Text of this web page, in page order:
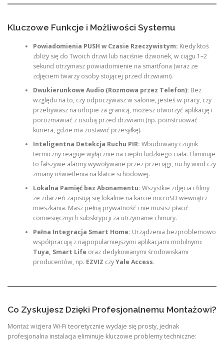
Kluczowe Funkcje i Możliwości Systemu
Powiadomienia PUSH w Czasie Rzeczywistym: Kiedy ktoś
zbliży się do Twoich drzwi lub naciśnie dzwonek, w ciągu 1–2
sekund otrzymasz powiadomienie na smartfona (wraz ze
zdjęciem twarzy osoby stojącej przed drzwiami).
Dwukierunkowe Audio (Rozmowa przez Telefon): Bez
względu na to, czy odpoczywasz w salonie, jesteś w pracy, czy
przebywasz na urlopie za granicą, możesz otworzyć aplikację i
porozmawiać z osobą przed drzwiami (np. poinstruować
kuriera, gdzie ma zostawić przesyłkę).
Inteligentna Detekcja Ruchu PIR: Wbudowany czujnik
termiczny reaguje wyłącznie na ciepło ludzkiego ciała. Eliminuje
to fałszywe alarmy wywoływane przez przeciągi, ruchy wind czy
zmiany oświetlenia na klatce schodowej.
Lokalna Pamięć bez Abonamentu: Wszystkie zdjęcia i filmy
ze zdarzeń zapisują się lokalnie na karcie microSD wewnątrz
mieszkania. Masz pełną prywatność i nie musisz płacić
comiesięcznych subskrypcji za utrzymanie chmury.
Pełna Integracja Smart Home: Urządzenia bezproblemowo
współpracują z najpopularniejszymi aplikacjami mobilnymi:
Tuya, Smart Life oraz dedykowanymi środowiskami
producentów, np. EZVIZ czyYale Access.
Co Zyskujesz Dzięki Profesjonalnemu Montażowi?
Montaż wizjera Wi-Fi teoretycznie wydaje się prosty, jednak
profesjonalna instalacja eliminuje kluczowe problemy techniczne: